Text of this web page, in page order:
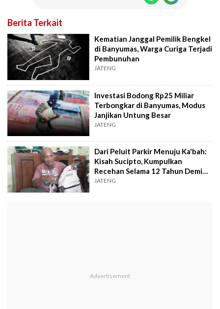
Berita Terkait
Kematian Janggal Pemilik Bengkel
di Banyumas, Warga Curiga Terjadi
Pembunuhan
JATENG
Investasi Bodong Rp25 Miliar
Terbongkar di Banyumas, Modus
Janjikan Untung Besar
JATENG
Dari Peluit Parkir Menuju Ka'bah:
Kisah Sucipto, Kumpulkan
Recehan Selama 12 Tahun Demi
Pergi Haji
JATENG